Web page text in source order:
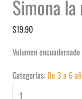
Simona la
$19.90
Volumen
Categorías: De 3 a 6
Simona